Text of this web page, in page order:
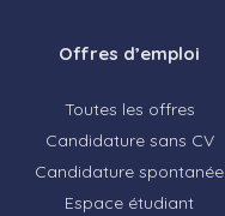
Offres d’emploi
Toutes les offres
Candidature sans CV
Candidature spontanée
Espace étudiant